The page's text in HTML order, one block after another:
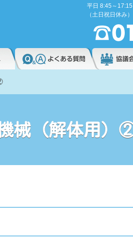
平日 8:45～17:15
（土日祝日休み）